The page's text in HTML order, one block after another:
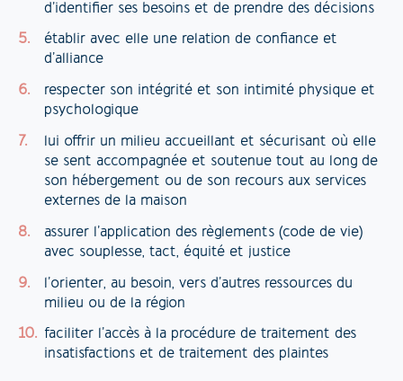
d’identifier ses besoins et de prendre des décisions
établir avec elle une relation de confiance et
d’alliance
respecter son intégrité et son intimité physique et
psychologique
lui offrir un milieu accueillant et sécurisant où elle
se sent accompagnée et soutenue tout au long de
son hébergement ou de son recours aux services
externes de la maison
assurer l’application des règlements (code de vie)
avec souplesse, tact, équité et justice
l’orienter, au besoin, vers d’autres ressources du
milieu ou de la région
faciliter l’accès à la procédure de traitement des
insatisfactions et de traitement des plaintes